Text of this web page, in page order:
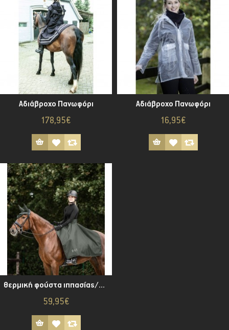
Αδιάβροχο Πανωφόρι
178,95€
Αδιάβροχο Πανωφόρι
16,95€
Θερμική φούστα ιππασίας/κάλυμμα -Lotta
59,95€